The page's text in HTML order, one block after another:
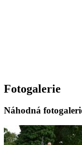
Fotogalerie
Náhodná